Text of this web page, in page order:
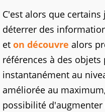
C'est alors que
déterrer des
et on découvre alors
références à des
instantanément au
améliorée au
possibilité